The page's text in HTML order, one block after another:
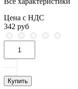
Цена с НДС
342 руб
Купить